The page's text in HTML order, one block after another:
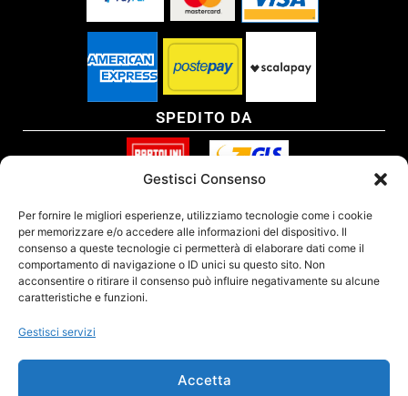
Gestisci Consenso
Per fornire le migliori esperienze, utilizziamo tecnologie come i cookie
per memorizzare e/o accedere alle informazioni del dispositivo. Il
consenso a queste tecnologie ci permetterà di elaborare dati come il
comportamento di navigazione o ID unici su questo sito. Non
acconsentire o ritirare il consenso può influire negativamente su alcune
caratteristiche e funzioni.
Gestisci servizi
Accetta
SPEDITO DA